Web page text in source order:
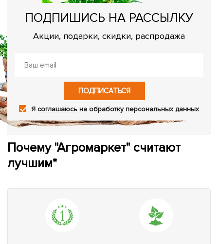
ПОДПИШИСЬ НА РАССЫЛКУ
Акции, подарки, скидки, распродажа
ПОДПИСАТЬСЯ
Ясоглашаюсь на обработку персональных данных
Почему "Агромаркет" считают
лучшим*